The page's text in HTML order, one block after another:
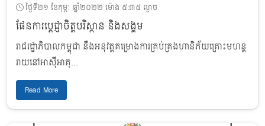
ថ្ងៃទី២១ ខែកុម្ភៈ ឆ្នាំ២០២២ ម៉ោង ៥:៣៥ ល្ងាច
ផែនការប្តេជ្ញាចិត្តបរិស្ថាន និងសង្គម
រាជរដ្ឋាភិបាលកម្ពុជា នឹងអនុវត្តគម្រោងការគ្រប់គ្រងហានិភ័យគ្រោះមហន្ត
រាយនៅអាស៊ីអាគ្...
Read More